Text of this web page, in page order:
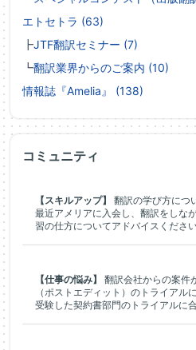
エトセトラ (63)
┣JTF翻訳セミナー (7)
┗翻訳業界からのご案内 (10)
情報誌『Amelia』 (138)
コミュニティ
【スキルアップ】
翻訳の学び方につ
最近アメリアに入会し、翻訳をしな
習の仕方についてアドバイスくださ
【仕事の悩み】
翻訳会社からの案件
（ポストエディット）のトライアル
受験した契約書部門のトライアルに